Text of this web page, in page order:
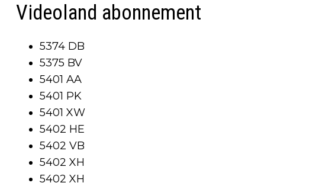
Videoland abonnement
5374 DB
5375 BV
5401 AA
5401 PK
5401 XW
5402 HE
5402 VB
5402 XH
5402 XH